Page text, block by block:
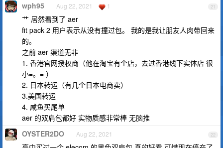
21
wph95 Aug 22, 2021 1
艹 居然看到了 aer
fit pack 2 用户表示从没有撞过包。 我的是我让朋友人肉带回来
的。
之前 aer 渠道无非
1. 香港官网授权商（他在淘宝有个店，去过香港线下实体店 很
小=。= ）
2. 日本转运（有几个日本电商卖）
3.美国转运
4. 咸鱼买尾单
aer 的双肩包都好 实物质感非常棒 无脑推
22
OYSTER2DO Aug 22, 2021